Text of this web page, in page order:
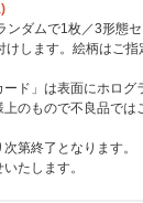
ダムで1枚／3形態
します。絵柄はご指
ド」は表面にホログ
のもので不良品では
第終了となります。
たします。